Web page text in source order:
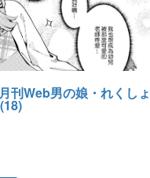
刊Web男の娘・れくしょ